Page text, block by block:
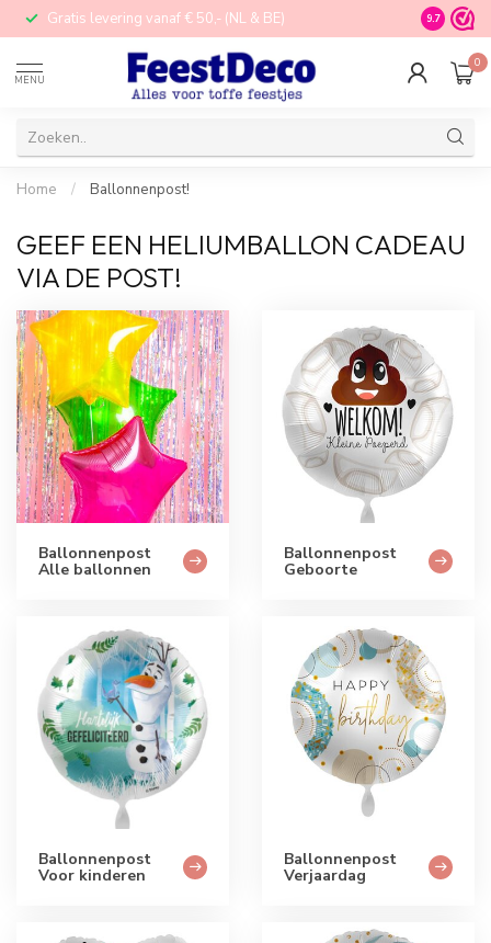
Gratis levering vanaf € 50,- (NL & BE) STORE in
9.7
MENU
0
Home / Ballonnenpost!
GEEF EEN HELIUMBALLON CADEAU
VIA DE POST!
Ballonnenpost
Alle ballonnen
Ballonnenpost
Geboorte
Ballonnenpost
Voor kinderen
Ballonnenpost
Verjaardag